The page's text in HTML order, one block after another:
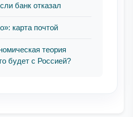
банк отказал
карта почтой
теория
будет с Россией?